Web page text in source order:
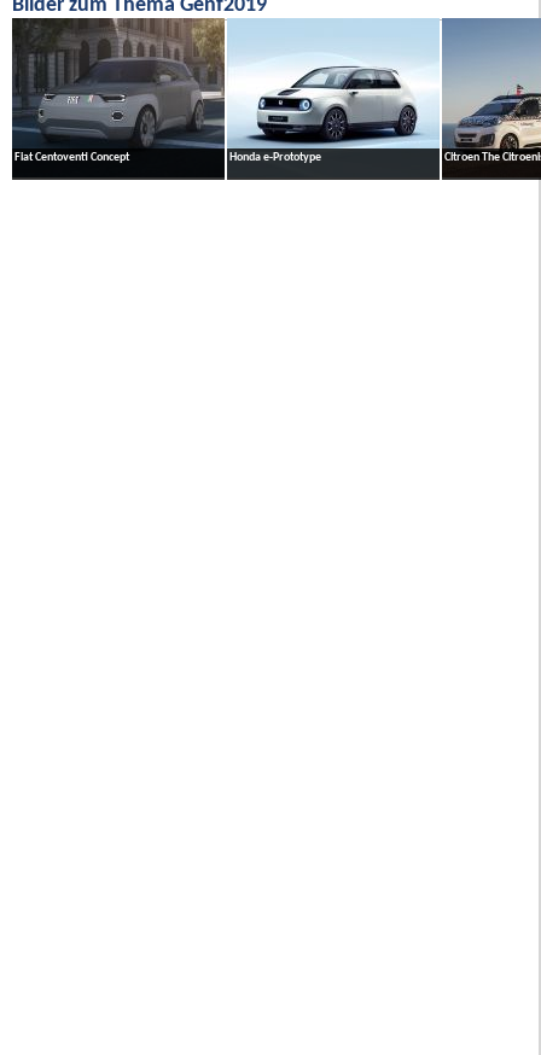
Bilder zum Thema Genf2019
Fiat Centoventi Concept Honda e-Prototype Citroen The